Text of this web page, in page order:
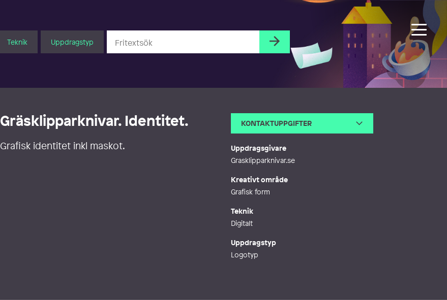
Teknik Uppdragstyp
Gräsklipparknivar. Identitet.
Grafisk identitet inkl maskot.
KONTAKTUPPGIFTER
Webb http://www.woodtypes.se
Uppdragsgivare
Grasklipparknivar.se
Kreativt område
Grafisk form
Teknik
Digitalt
Uppdragstyp
Logotyp